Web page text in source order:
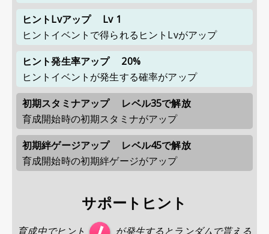
ヒントLvアップ
Lv 1
ヒントイベントで得られるヒントLvがアップ
ヒント発生率アップ
20%
ヒントイベントが発生する確率がアップ
初期スタミナアップ
レベル35で解放
育成開始時の初期スタミナがアップ
初期絆ゲージアップ
レベル45で解放
育成開始時の初期絆ゲージがアップ
サポートヒント
育成中でヒント が発生するとランダムで貰える